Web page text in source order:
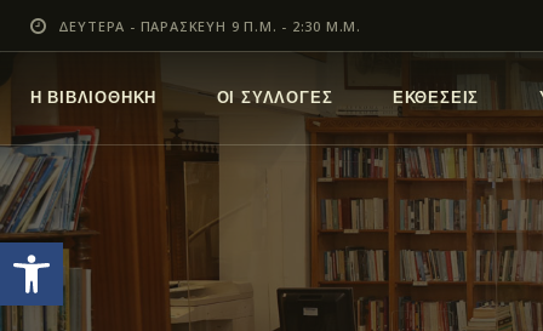
Ανοίξτε τη γραμμή εργαλείων
ΔΕΥΤΕΡΑ - ΠΑΡΑΣΚΕΥΗ 9 Π.Μ. - 2:30 Μ.Μ.
Η ΒΙΒΛΙΟΘΗΚΗ ΟΙ ΣΥΛΛΟΓΕΣ ΕΚΘΕΣΕΙΣ